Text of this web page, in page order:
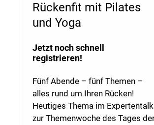
Rückenfit mit Pilates
und Yoga
Jetzt noch schnell
registrieren!
Fünf Abende – fünf Themen –
alles rund um Ihren Rücken!
Heutiges Thema im Expertentalk
zur Themenwoche des Tages